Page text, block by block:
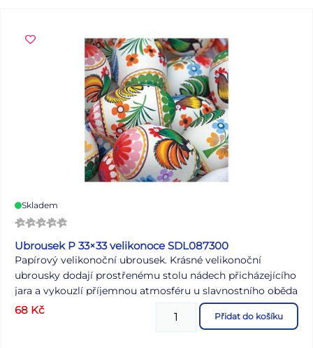
Skladem
Ubrousek P 33×33 velikonoce SDL087300
Papírový velikonoční ubrousek. Krásné velikonoční
ubrousky dodají prostřenému stolu nádech přicházejícího
jara a vykouzlí příjemnou atmosféru u slavnostního oběda
nebo večeře. Ubrousek je kvalitní z třívrstvého papíru.
MOTIV: kraslice POČET UBROUSKŮ V BALENÍ: 20 ks
68 Kč Přidat do košíku